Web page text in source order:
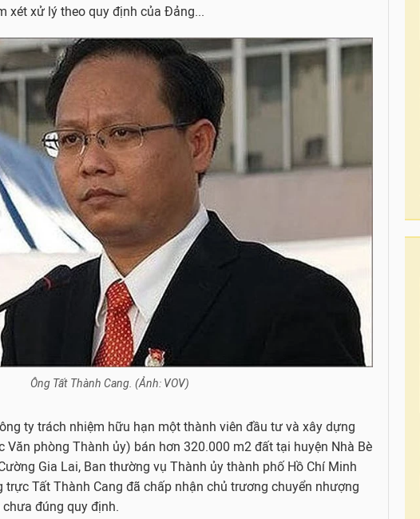
xét xử lý theo quy định của Đảng...
Ông Tất Thành Cang. (Ảnh: VOV)
ty trách nhiệm hữu hạn một thành viên đầu tư và xây dựng
Văn phòng Thành ủy) bán hơn 320.000 m2 đất tại huyện Nhà Bè
Gia Lai, Ban thường vụ Thành ủy thành phố Hồ Chí Minh
Tất Thành Cang đã chấp nhận chủ trương chuyển nhượng
đúng quy định.